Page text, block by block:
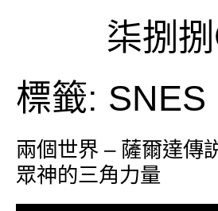
柒捌
標籤: SNES
兩個世界 – 薩爾達傳
眾神的三角力量